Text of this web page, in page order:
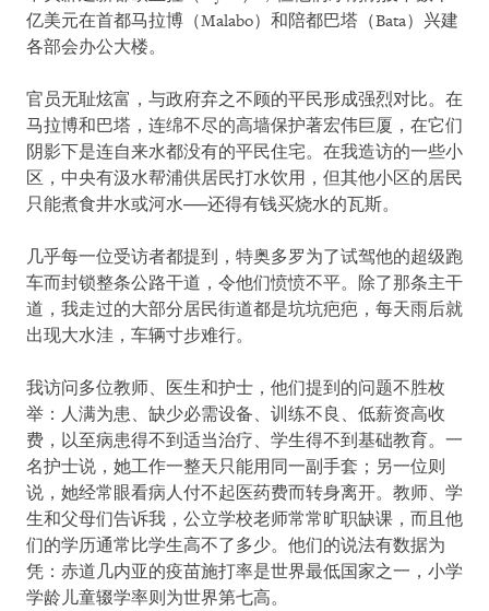
亿美元在首都马拉博（Malabo）和陪都巴塔（Bata）兴建
各部会办公大楼。
官员无耻炫富，与政府弃之不顾的平民形成强烈对比。在
马拉博和巴塔，连绵不尽的高墙保护著宏伟巨厦，在它们
阴影下是连自来水都没有的平民住宅。在我造访的一些小
区，中央有汲水帮浦供居民打水饮用，但其他小区的居民
只能煮食井水或河水──还得有钱买烧水的瓦斯。
几乎每一位受访者都提到，特奥多罗为了试驾他的超级跑
车而封锁整条公路干道，令他们愤愤不平。除了那条主干
道，我走过的大部分居民街道都是坑坑疤疤，每天雨后就
出现大水洼，车辆寸步难行。
我访问多位教师、医生和护士，他们提到的问题不胜枚
举：人满为患、缺少必需设备、训练不良、低薪资高收
费，以至病患得不到适当治疗、学生得不到基础教育。一
名护士说，她工作一整天只能用同一副手套；另一位则
说，她经常眼看病人付不起医药费而转身离开。教师、学
生和父母们告诉我，公立学校老师常常旷职缺课，而且他
们的学历通常比学生高不了多少。他们的说法有数据为
凭：赤道几内亚的疫苗施打率是世界最低国家之一，小学
学龄儿童辍学率则为世界第七高。